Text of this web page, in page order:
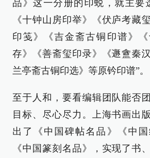
品》这一分册的印蜕，就主要
《十钟山房印举》《伏庐考藏
印笺》《吉金斋古铜印谱》
存》《善斋玺印录》《遯盦秦
兰亭斋古铜印选》等原钤印谱”。
至于人和，要看编辑团队能否
目标、尽心尽力。上海书画出
出了《中国碑帖名品》《中
《中国篆刻名品》，实现了书